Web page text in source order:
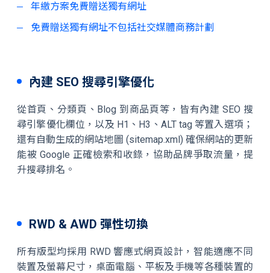
年繳方案免費贈送獨有網址
免費贈送獨有網址不包括社交媒體商務計劃
內建 SEO 搜尋引擎優化
從首頁、分類頁、Blog 到商品頁等，皆有內建 SEO 搜
尋引擎優化欄位，以及 H1、H3、ALT tag 等置入選項；
還有自動生成的網站地圖 (sitemap.xml) 確保網站的更新
能被 Google 正確檢索和收錄，協助品牌爭取流量，提
升搜尋排名。
RWD & AWD 彈性切換
所有版型均採用 RWD 響應式網頁設計，智能適應不同
裝置及螢幕尺寸，桌面電腦、平板及手機等各種裝置的